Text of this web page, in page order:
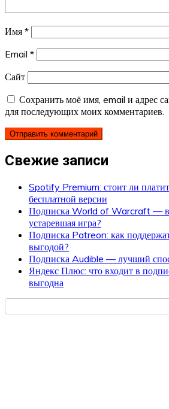
Имя *
Email *
Сайт
Сохранить моё имя, email и адрес
для последующих моих комментариев.
Свежие записи
Spotify Premium: стоит ли
бесплатной версии
Подписка World of Warcraft —
устаревшая игра?
Подписка Patreon: как
выгодой?
Подписка Audible — лучший
Яндекс Плюс: что входит в
выгодна